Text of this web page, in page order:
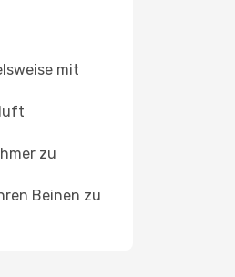
mit
zu
Beinen zu